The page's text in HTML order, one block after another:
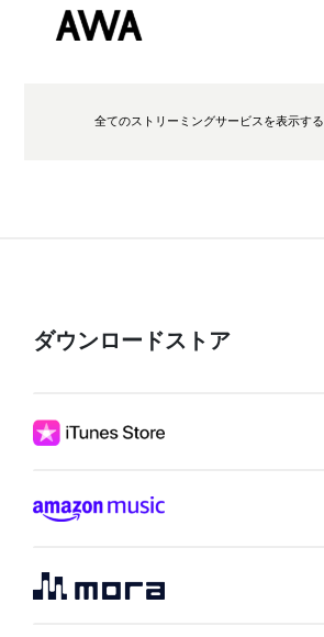
全てのストリーミングサービスを表示する
ダウンロードストア